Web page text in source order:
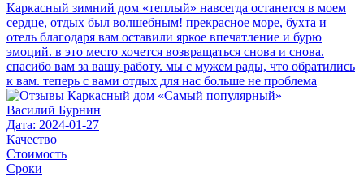
Каркасный зимний дом «теплый» навсегда останется в моем
сердце, отдых был волшебным! прекрасное море, бухта и
отель благодаря вам оставили яркое впечатление и бурю
эмоций. в это место хочется возвращаться снова и снова.
спасибо вам за вашу работу. мы с мужем рады, что обратились
к вам. теперь с вами отдых для нас больше не проблема
Василий Бурнин
Дата: 2024-01-27
Качество
Стоимость
Сроки